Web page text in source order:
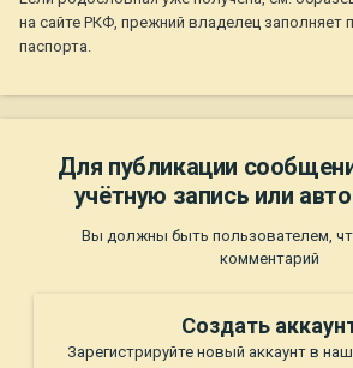
на сайте РКФ, прежний владелец заполняет
паспорта.
Для публикации
учётную запись или
Вы должны быть пользователем,
комментарий
Создать
Зарегистрируйте новый аккаунт в